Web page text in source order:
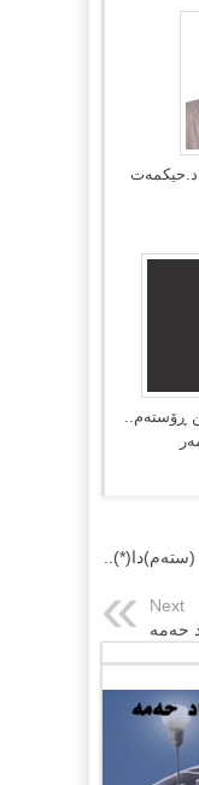
د.حیکمەت
ڕۆستەم..
Next
حەمە